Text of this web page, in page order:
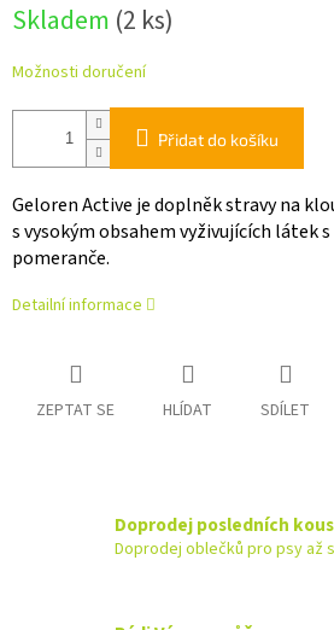
cena:
Skladem (2 ks)
Možnosti doručení
Přidat do košíku
Geloren Active je doplněk stravy na
s vysokým obsahem vyživujících látek
pomeranče.
Detailní informace
ZEPTAT SE HLÍDAT SDÍLET
Doprodej posledních
Doprodej oblečků pro psy až